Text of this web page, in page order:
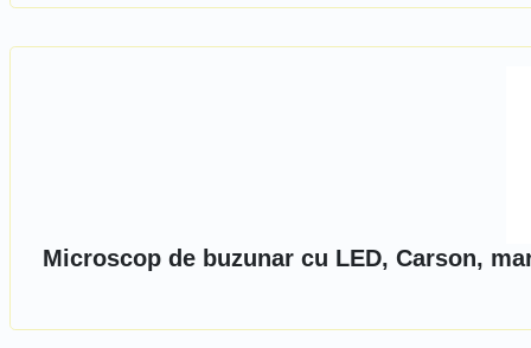
Microscop de buzunar cu LED, Carson,